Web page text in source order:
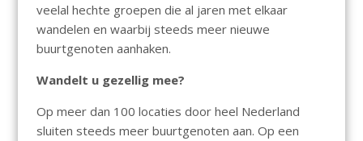
veelal hechte groepen die al jaren met elkaar
wandelen en waarbij steeds meer nieuwe
buurtgenoten aanhaken.
Wandelt u gezellig mee?
Op meer dan 100 locaties door heel Nederland
sluiten steeds meer buurtgenoten aan. Op een